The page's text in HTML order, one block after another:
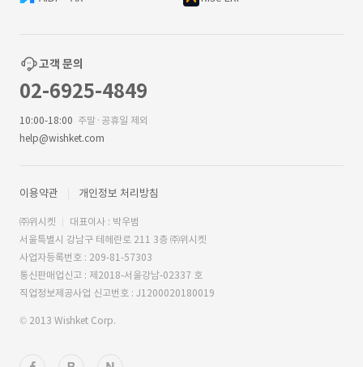
고객 문의
02-6925-4849
10:00-18:00 주말·공휴일 제외
help@wishket.com
이용약관 개인정보 처리방침
㈜위시켓
대표이사 : 박우범
서울특별시 강남구 테헤란로 211 3층 ㈜위시켓
사업자등록번호 : 209-81-57303
통신판매업신고 : 제2018-서울강남-02337 호
직업정보제공사업 신고번호 : J1200020180019
© 2013 Wishket Corp.